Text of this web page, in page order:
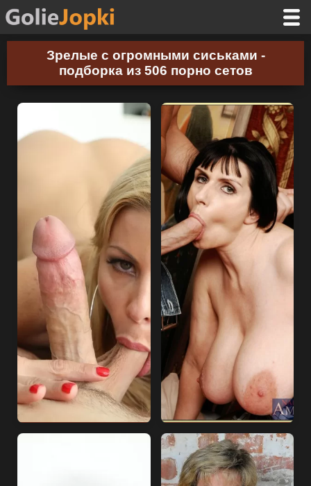
Зрелые с огромными сиськами -
подборка из 506 порно сетов